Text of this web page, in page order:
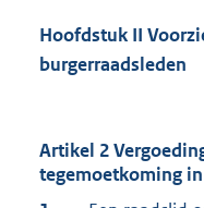
Hoofdstuk II
burgerraadsleden
Artikel 2
tegemoetkoming